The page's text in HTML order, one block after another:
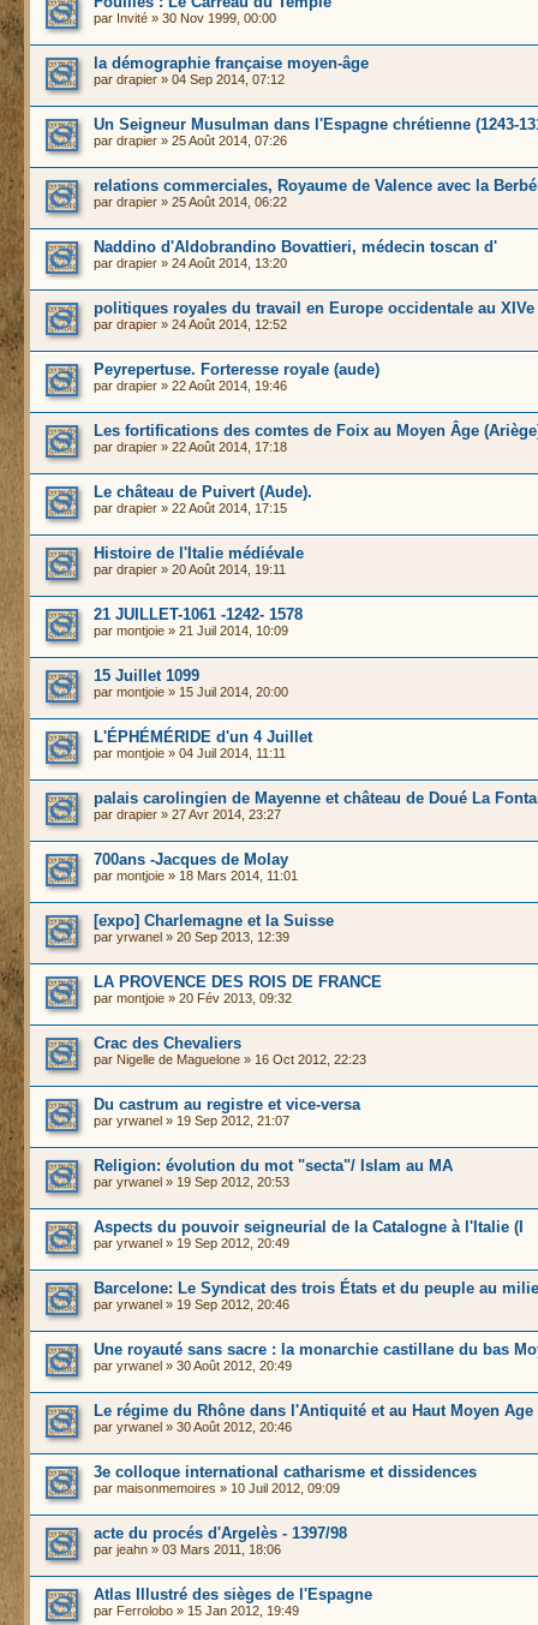
par Invité » 30 Nov 1999, 00:00
la démographie française moyen-âge
par drapier » 04 Sep 2014, 07:12
Un Seigneur Musulman dans l'Espagne chrétienne (1243-
par drapier » 25 Août 2014, 07:26
relations commerciales, Royaume de Valence avec la
par drapier » 25 Août 2014, 06:22
Naddino d'Aldobrandino Bovattieri, médecin toscan d'
par drapier » 24 Août 2014, 13:20
politiques royales du travail en Europe occidentale au XIVe
par drapier » 24 Août 2014, 12:52
Peyrepertuse. Forteresse royale (aude)
par drapier » 22 Août 2014, 19:46
Les fortifications des comtes de Foix au Moyen Âge
par drapier » 22 Août 2014, 17:18
Le château de Puivert (Aude).
par drapier » 22 Août 2014, 17:15
Histoire de l'Italie médiévale
par drapier » 20 Août 2014, 19:11
21 JUILLET-1061 -1242- 1578
par montjoie » 21 Juil 2014, 10:09
15 Juillet 1099
par montjoie » 15 Juil 2014, 20:00
L'ÉPHÉMÉRIDE d'un 4 Juillet
par montjoie » 04 Juil 2014, 11:11
palais carolingien de Mayenne et château de Doué La
par drapier » 27 Avr 2014, 23:27
700ans -Jacques de Molay
par montjoie » 18 Mars 2014, 11:01
[expo] Charlemagne et la Suisse
par yrwanel » 20 Sep 2013, 12:39
LA PROVENCE DES ROIS DE FRANCE
par montjoie » 20 Fév 2013, 09:32
Crac des Chevaliers
par Nigelle de Maguelone » 16 Oct 2012, 22:23
Du castrum au registre et vice-versa
par yrwanel » 19 Sep 2012, 21:07
Religion: évolution du mot "secta"/ Islam au MA
par yrwanel » 19 Sep 2012, 20:53
Aspects du pouvoir seigneurial de la Catalogne à l'Italie (I
par yrwanel » 19 Sep 2012, 20:49
Barcelone: Le Syndicat des trois États et du peuple au milie
par yrwanel » 19 Sep 2012, 20:46
Une royauté sans sacre : la monarchie castillane du bas
par yrwanel » 30 Août 2012, 20:49
Le régime du Rhône dans l'Antiquité et au Haut Moyen Age
par yrwanel » 30 Août 2012, 20:46
3e colloque international catharisme et dissidences
par maisonmemoires » 10 Juil 2012, 09:09
acte du procés d'Argelès - 1397/98
par jeahn » 03 Mars 2011, 18:06
Atlas Illustré des sièges de l'Espagne
par Ferrolobo » 15 Jan 2012, 19:49